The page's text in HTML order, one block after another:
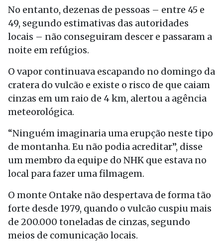
No entanto, dezenas de pessoas – entre 45 e
49, segundo estimativas das autoridades
locais – não conseguiram descer e passaram a
noite em refúgios.
O vapor continuava escapando no domingo da
cratera do vulcão e existe o risco de que caiam
cinzas em um raio de 4 km, alertou a agência
meteorológica.
“Ninguém imaginaria uma erupção neste tipo
de montanha. Eu não podia acreditar”, disse
um membro da equipe do NHK que estava no
local para fazer uma filmagem.
O monte Ontake não despertava de forma tão
forte desde 1979, quando o vulcão cuspiu mais
de 200.000 toneladas de cinzas, segundo
meios de comunicação locais.